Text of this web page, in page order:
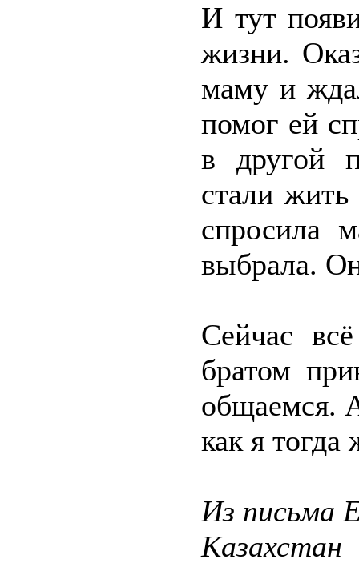
И тут
жизни.
маму и
помог ей
в другой
стали жить
спросила
выбрала.
Сейчас
братом
общаемся.
как я
Из письма
Казахстан